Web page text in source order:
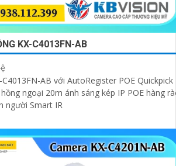
KX-C4013FN-AB
AB với AutoRegister POE Quickpick
ngoại 20m ánh sáng kép IP POE hàng
người Smart IR